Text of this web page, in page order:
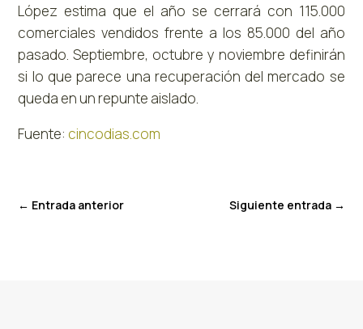
López estima que el año se cerrará con 115.000
comerciales vendidos frente a los 85.000 del año
pasado. Septiembre, octubre y noviembre definirán
si lo que parece una recuperación del mercado se
queda en un repunte aislado.
Fuente: cincodias.com
← Entrada anterior Siguiente entrada→